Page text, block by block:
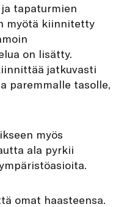
tapaturmien
myötä kiinnitetty
on lisätty.
jatkuvasti
paremmalle tasolle,
myös
ala pyrkii
omat haasteensa.